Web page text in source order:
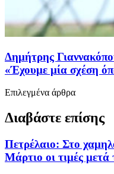
Δημήτρης
«Έχουμε μία σχέση
Επιλεγμένα άρθρα
Διαβάστε επίσης
Πετρέλαιο: Στο
Μάρτιο οι τιμές